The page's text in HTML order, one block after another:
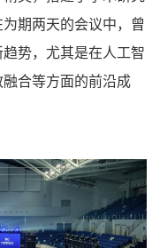
期两天的会议中，曾
势，尤其是在人工智
合等方面的前沿成